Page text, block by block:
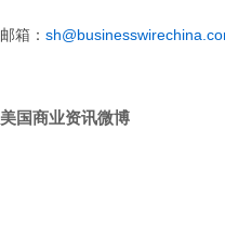
邮箱：
美国商业资讯微博